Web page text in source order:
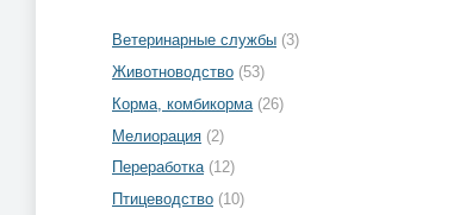
Ветеринарные службы (3)
Животноводство (53)
Корма, комбикорма (26)
Мелиорация (2)
Переработка (12)
Птицеводство (10)